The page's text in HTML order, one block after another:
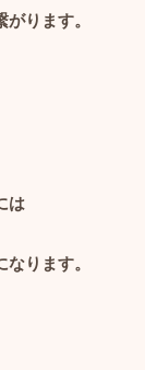
ります。
は
ります。